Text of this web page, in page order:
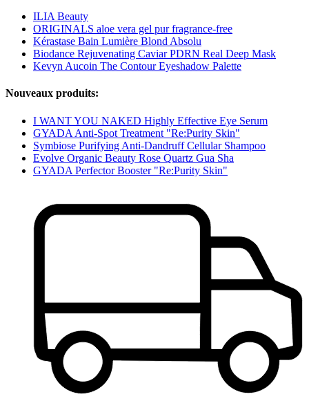
ILIA Beauty
ORIGINALS aloe vera gel pur fragrance-free
Kérastase Bain Lumière Blond Absolu
Biodance Rejuvenating Caviar PDRN Real Deep Mask
Kevyn Aucoin The Contour Eyeshadow Palette
Nouveaux produits:
I WANT YOU NAKED Highly Effective Eye Serum
GYADA Anti-Spot Treatment "Re:Purity Skin"
Symbiose Purifying Anti-Dandruff Cellular Shampoo
Evolve Organic Beauty Rose Quartz Gua Sha
GYADA Perfector Booster "Re:Purity Skin"